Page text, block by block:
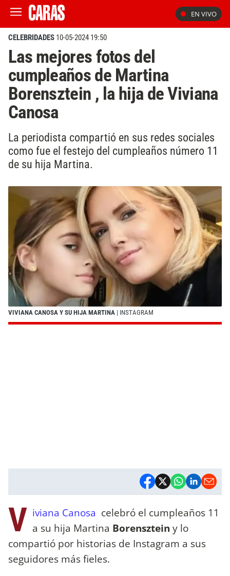
EN VIVO
CELEBRIDADES 10-05-2024 19:50
Las mejores fotos del
cumpleaños de Martina
Borensztein , la hija de Viviana
Canosa
La periodista compartió en sus redes sociales
como fue el festejo del cumpleaños número 11
de su hija Martina.
VIVIANA CANOSA Y SU HIJA MARTINA | INSTAGRAM
V iviana Canosa celebró el cumpleaños 11
a su hija Martina Borensztein y lo
compartió por historias de Instagram a sus
seguidores más fieles.